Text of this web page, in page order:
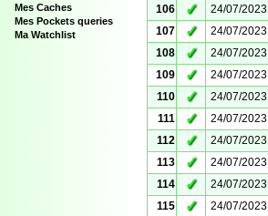
Mes Caches
Mes Pockets queries
Ma Watchlist
106
✓ 24/07/2023
107
✓ 24/07/2023
108
✓ 24/07/2023
109
✓ 24/07/2023
110
✓ 24/07/2023
111
✓ 24/07/2023
112
✓ 24/07/2023
113
✓ 24/07/2023
114
✓ 24/07/2023
115
✓ 24/07/2023